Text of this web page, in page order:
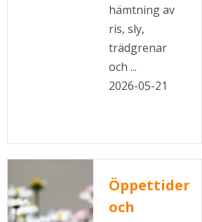
hämtning av
ris, sly,
trädgrenar
och ...
2026-05-21
Öppettider
och